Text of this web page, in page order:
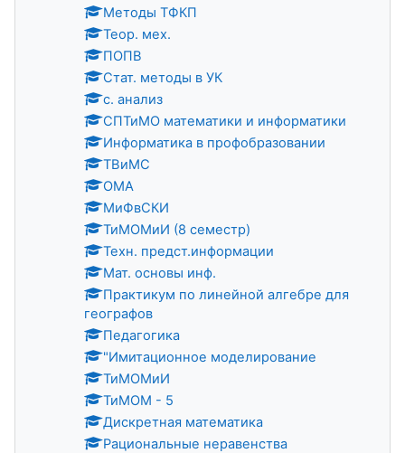
Методы ТФКП
Теор. мех.
ПОПВ
Стат. методы в УК
с. анализ
СПТиМО математики и информатики
Информатика в профобразовании
ТВиМС
ОМА
МиФвСКИ
ТиМОМиИ (8 семестр)
Техн. предст.информации
Мат. основы инф.
Практикум по линейной алгебре для
географов
Педагогика
"Имитационное моделирование
ТиМОМиИ
ТиМОМ - 5
Дискретная математика
Рациональные неравенства